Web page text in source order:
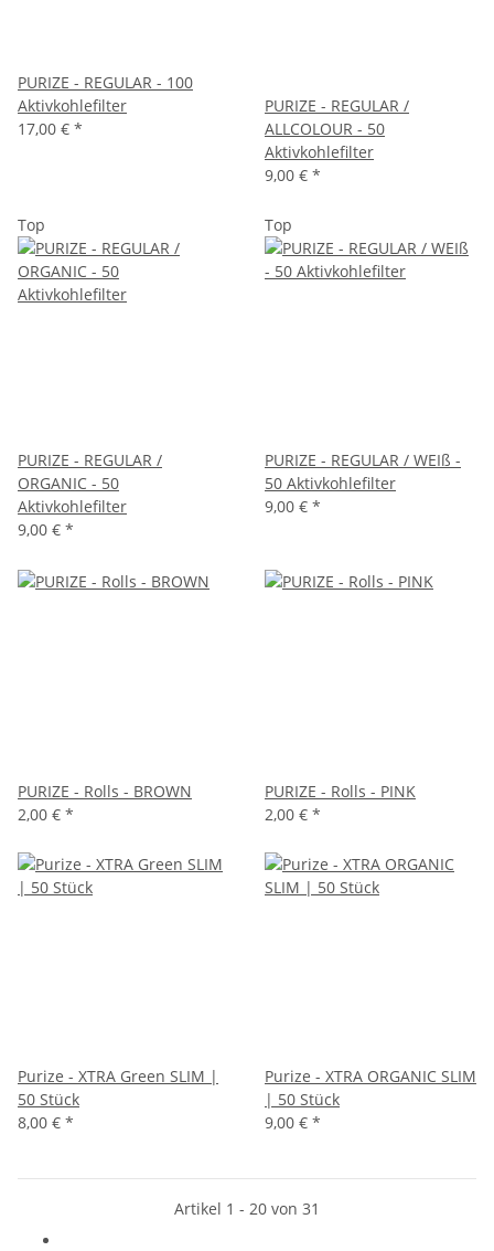
PURIZE - REGULAR - 100
Aktivkohlefilter
17,00 € *
PURIZE - REGULAR /
ALLCOLOUR - 50
Aktivkohlefilter
9,00 € *
Top
PURIZE - REGULAR /
ORGANIC - 50
Aktivkohlefilter
9,00 € *
Top
PURIZE - REGULAR / WEIß -
50 Aktivkohlefilter
9,00 € *
PURIZE - Rolls - BROWN
2,00 € *
PURIZE - Rolls - PINK
2,00 € *
Purize - XTRA Green SLIM |
50 Stück
8,00 € *
Purize - XTRA ORGANIC SLIM
| 50 Stück
9,00 € *
Artikel 1 - 20 von 31